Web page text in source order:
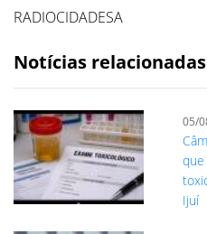
RADIOCIDADESA
Notícias relacionadas
05/
que
Ijuí